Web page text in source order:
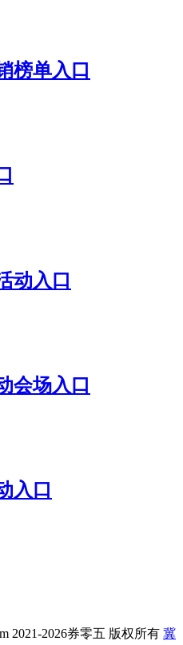
榜单入口
动入口
会场入口
入口
2021-2026券零五 版权所有 冀